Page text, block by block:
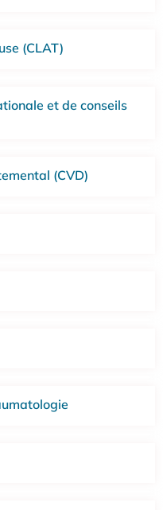
(CLAT)
et de conseils
(CVD)